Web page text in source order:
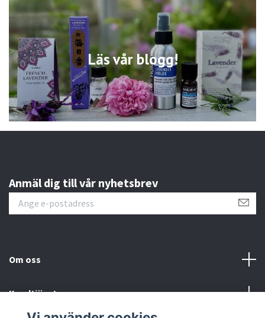
Läs vår blogg!
Anmäl dig till vår nyhetsbrev
Om oss
Kundtjänst